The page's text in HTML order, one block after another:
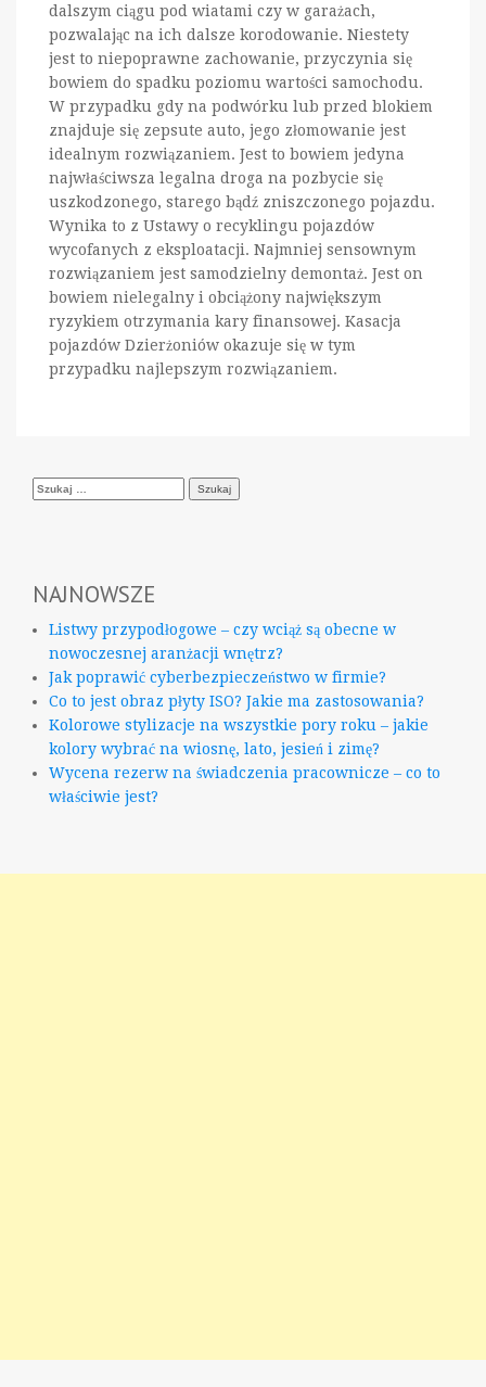
dalszym ciągu pod wiatami czy w garażach,
pozwalając na ich dalsze korodowanie. Niestety
jest to niepoprawne zachowanie, przyczynia się
bowiem do spadku poziomu wartości samochodu.
W przypadku gdy na podwórku lub przed blokiem
znajduje się zepsute auto, jego złomowanie jest
idealnym rozwiązaniem. Jest to bowiem jedyna
najwłaściwsza legalna droga na pozbycie się
uszkodzonego, starego bądź zniszczonego pojazdu.
Wynika to z Ustawy o recyklingu pojazdów
wycofanych z eksploatacji. Najmniej sensownym
rozwiązaniem jest samodzielny demontaż. Jest on
bowiem nielegalny i obciążony największym
ryzykiem otrzymania kary finansowej. Kasacja
pojazdów Dzierżoniów okazuje się w tym
przypadku najlepszym rozwiązaniem.
Szukaj:
NAJNOWSZE
Listwy przypodłogowe – czy wciąż są obecne w
nowoczesnej aranżacji wnętrz?
Jak poprawić cyberbezpieczeństwo w firmie?
Co to jest obraz płyty ISO? Jakie ma zastosowania?
Kolorowe stylizacje na wszystkie pory roku – jakie
kolory wybrać na wiosnę, lato, jesień i zimę?
Wycena rezerw na świadczenia pracownicze – co to
właściwie jest?